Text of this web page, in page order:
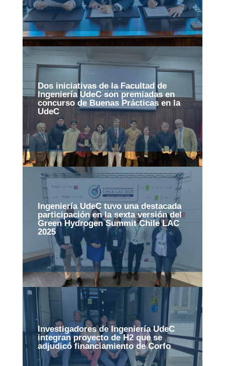
Dos iniciativas de la Facultad de
Ingeniería UdeC son premiadas en
concurso de Buenas Prácticas en la
UdeC
Ingeniería UdeC tuvo una destacada
participación en la sexta versión del
Green Hydrogen Summit Chile LAC
2025
Investigadores de Ingeniería UdeC
integran proyecto de H2 que se
adjudicó financiamiento de Corfo